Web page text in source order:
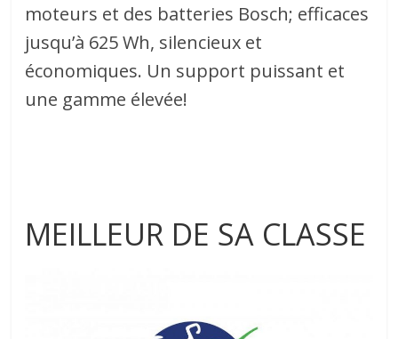
moteurs et des batteries Bosch; efficaces
jusqu’à 625 Wh, silencieux et
économiques. Un support puissant et
une gamme élevée!
MEILLEUR DE SA CLASSE